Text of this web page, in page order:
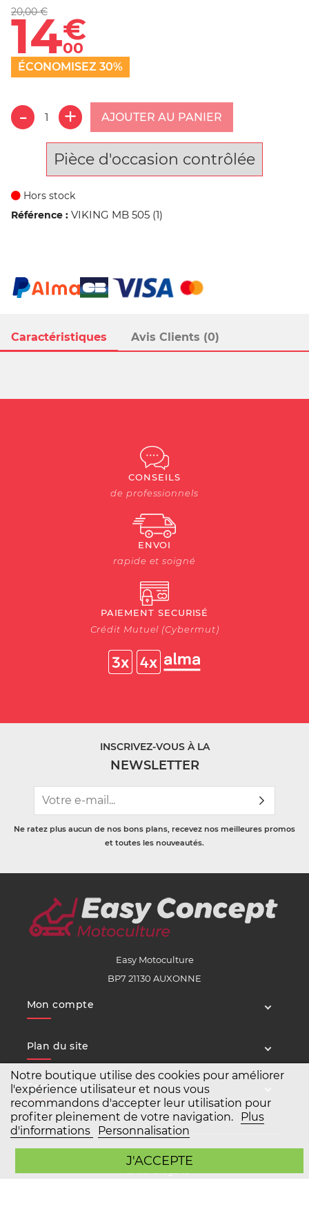
Notre boutique utilise des cookies pour améliorer
l'expérience utilisateur et nous vous
recommandons d'accepter leur utilisation pour
profiter pleinement de votre navigation.
Plus
d'informations
Personnalisation
J'ACCEPTE
Caractéristiques Avis Clients (0)
20,00 €
14€
00
ÉCONOMISEZ 30%
AJOUTER AU PANIER
Pièce d'occasion contrôlée
Hors stock
Référence : VIKING MB 505 (1)
CONSEILS
de professionnels
ENVOI
rapide et soigné
PAIEMENT SECURISÉ
Crédit Mutuel (Cybermut)
INSCRIVEZ-VOUS À LA
NEWSLETTER
Ne ratez plus aucun de nos bons plans, recevez nos meilleures promos
et toutes les nouveautés.
Easy Motoculture
BP7 21130 AUXONNE
Mon compte
Plan du site
Service client
Mentions légales